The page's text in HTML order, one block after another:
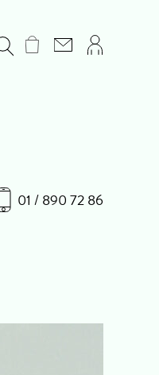
01 / 890 72 86